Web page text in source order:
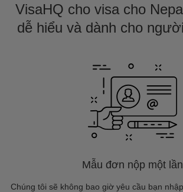
VisaHQ cho visa cho
dễ hiểu và dành cho
Mẫu đơn nộp một lần
Chúng tôi sẽ không bao giờ yêu cầu bạn